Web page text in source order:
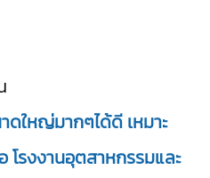
ใหญ่มากๆได้ดี เหมาะ
โรงงานอุตสาหกรรมและ